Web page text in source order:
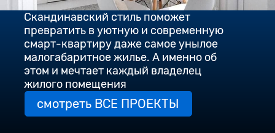
Скандинавский стиль поможет
превратить в уютную и современную
смарт-квартиру даже самое унылое
малогабаритное жилье. А именно об
этом и мечтает каждый владелец
жилого помещения
смотреть ВСЕ ПРОЕКТЫ